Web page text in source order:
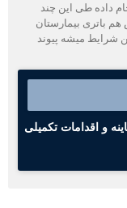
داده طی این چند
۴ سال پیش هم باتری بیمارستان
شرایط میشه پیوند
تکمیلی